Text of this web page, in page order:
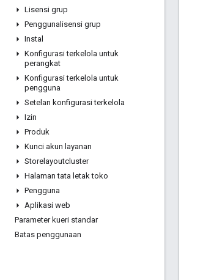
Lisensi grup
Penggunalisensi grup
Instal
Konfigurasi terkelola untuk
perangkat
Konfigurasi terkelola untuk
pengguna
Setelan konfigurasi terkelola
Izin
Produk
Kunci akun layanan
Storelayoutcluster
Halaman tata letak toko
Pengguna
Aplikasi web
Parameter kueri standar
Batas penggunaan